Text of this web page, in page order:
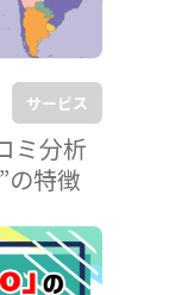
サービス
ミ分析
の特徴